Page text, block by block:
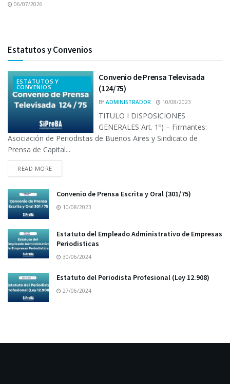
06/07/2026
Estatutos y Convenios
ESTATUTOS Y
CONVENIOS
Convenio de Prensa Televisada
(124/75)
BY ADMINISTRADOR 10/08/2023
TITULO I DISPOSICIONES
GENERALES Art. 1º) – Firmantes:
Asociación de Periodistas de Buenos Aires y Sindicato de
Prensa de Capital...
READ MORE
Convenio de Prensa Escrita y Oral (301/75)
10/08/2023
Estatuto del Empleado Administrativo de Empresas
Periodisticas
30/06/2024
Estatuto del Periodista Profesional (Ley 12.908)
27/06/2024